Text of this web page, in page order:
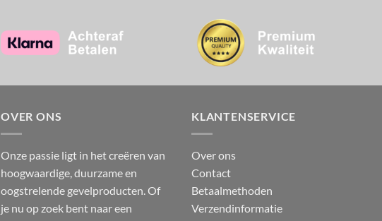
OVER ONS
Onze passie ligt in het creëren van
hoogwaardige, duurzame en
oogstrelende gevelproducten. Of
je nu op zoek bent naar een
KLANTENSERVICE
Over ons
Contact
Betaalmethoden
Verzendinformatie